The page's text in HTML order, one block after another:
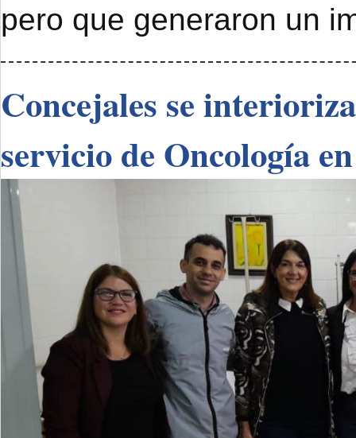
pero que generaron un
Concejales se
servicio de Oncología